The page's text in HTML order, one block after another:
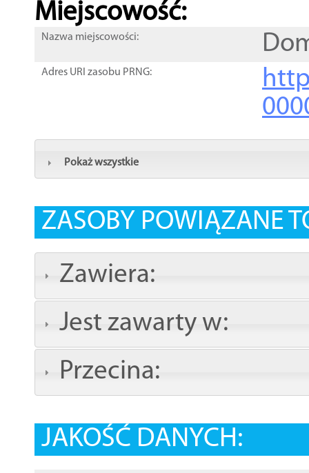
Miejscowość:
Nazwa miejscowości:
Adres URI zasobu PRNG:
Pokaż wszystkie
ZASOBY POWIĄZANE
Zawiera:
Jest zawarty w:
Przecina:
JAKOŚĆ DANYCH: